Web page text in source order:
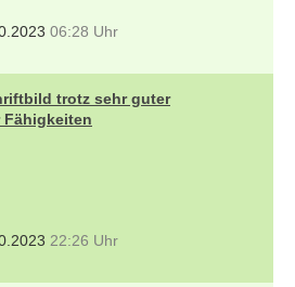
06:28 Uhr
trotz sehr guter
22:26 Uhr